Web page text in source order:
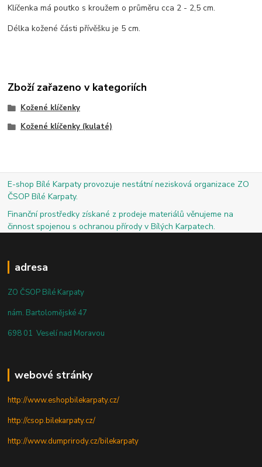
Klíčenka má poutko s kroužem o průměru cca 2 - 2,5 cm.
Délka kožené části přívěšku je 5 cm.
Zboží zařazeno v kategoriích
Kožené klíčenky
Kožené klíčenky (kulaté)
E-shop Bílé Karpaty provozuje nestátní nezisková organizace ZO
ČSOP Bílé Karpaty.
Finanční prostředky získané z prodeje materiálů věnujeme na
činnost spojenou s ochranou přírody v Bílých Karpatech.
adresa
ZO ČSOP Bílé Karpaty
nám. Bartolomějské 47
698 01 Veselí nad Moravou
webové stránky
http://www.eshopbilekarpaty.cz/
http://csop.bilekarpaty.cz/
http://www.dumprirody.cz/bilekarpaty